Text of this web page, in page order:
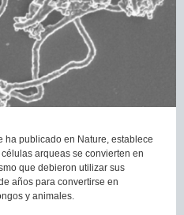
ha publicado en Nature, establece
arqueas se convierten en
que debieron utilizar sus
años para convertirse en
y animales.